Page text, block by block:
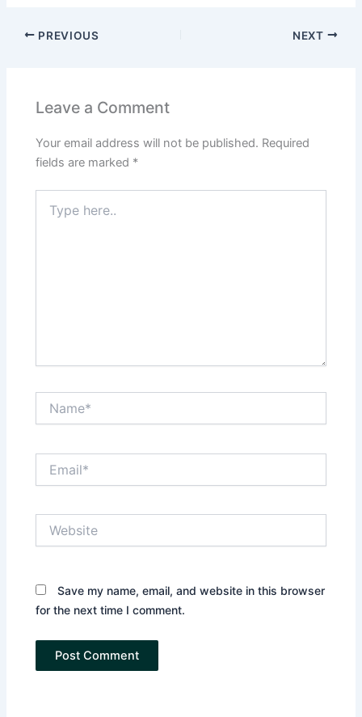
PREVIOUS NEXT
Leave a Comment
Your email address will not be published. Required
fields are marked *
here..
Save my name, email, and website in this browser
for the next time I comment.